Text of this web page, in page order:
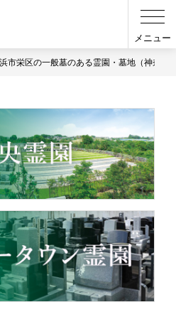
メニュー
市栄区の一般墓のある霊園・墓地（神奈川